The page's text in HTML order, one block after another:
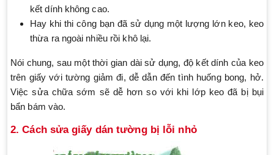
kết dính không cao.
Hay khi thi công bạn đã sử dụng một lượng lớn keo, keo
thừa ra ngoài nhiều rồi khô lại.
Nói chung, sau một thời gian dài sử dụng, độ kết dính của keo
trên giấy với tường giảm đi, dễ dẫn đến tình huống bong, hở.
Việc sửa chữa sớm sẽ dễ hơn so với khi lớp keo đã bị bụi
bẩn bám vào.
2. Cách sửa giấy dán tường bị lỗi nhỏ